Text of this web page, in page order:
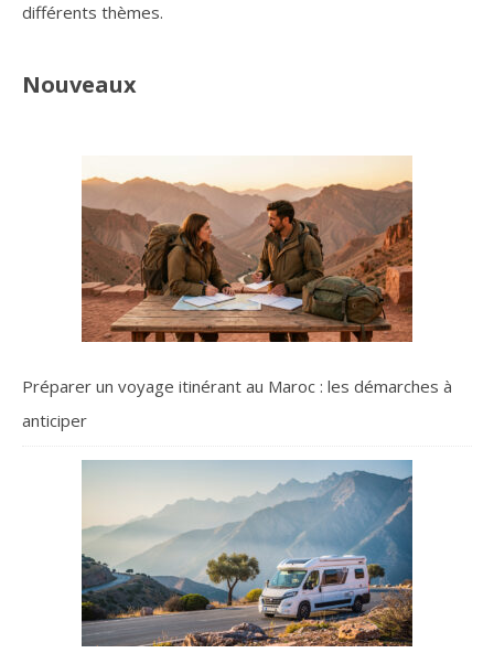
différents thèmes.
Nouveaux
Préparer un voyage itinérant au Maroc : les démarches à
anticiper